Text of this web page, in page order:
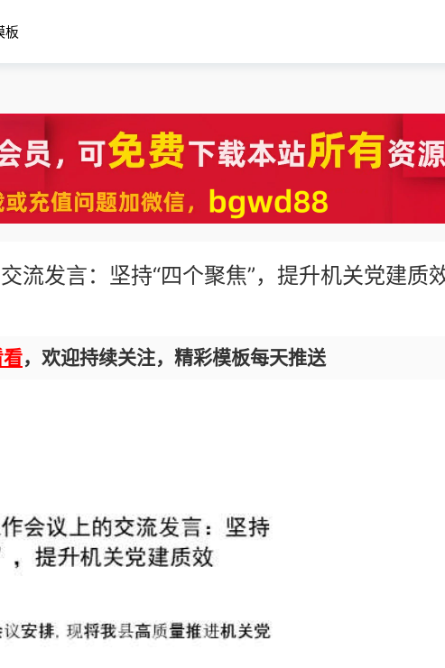
板
流发言：坚持“四个聚焦”，提升机关党建质
，欢迎持续关注，精彩模板每天推送